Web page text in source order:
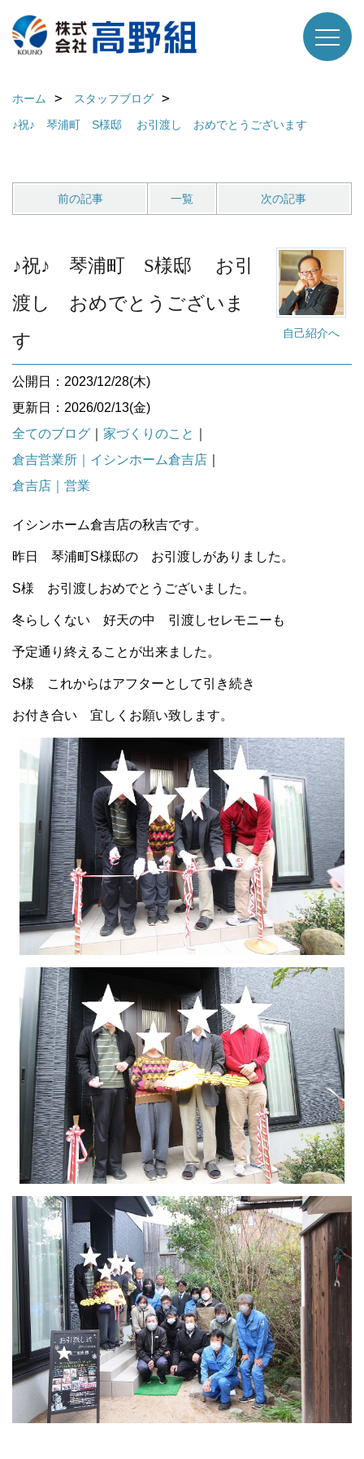
ホーム
スタッフブログ
♪祝♪ 琴浦町 S様邸 お引渡し おめでとうございます
前の記事 一覧 次の記事
自己紹介へ
♪祝♪ 琴浦町 S様邸 お引
渡し おめでとうございま
す
公開日：2023/12/28(木)
更新日：2026/02/13(金)
全てのブログ
家づくりのこと
倉吉営業所｜イシンホーム倉吉店
倉吉店｜営業
イシンホーム倉吉店の秋吉です。
昨日 琴浦町S様邸の お引渡しがありました。
S様 お引渡しおめでとうございました。
冬らしくない 好天の中 引渡しセレモニーも
予定通り終えることが出来ました。
S様 これからはアフターとして引き続き
お付き合い 宜しくお願い致します。